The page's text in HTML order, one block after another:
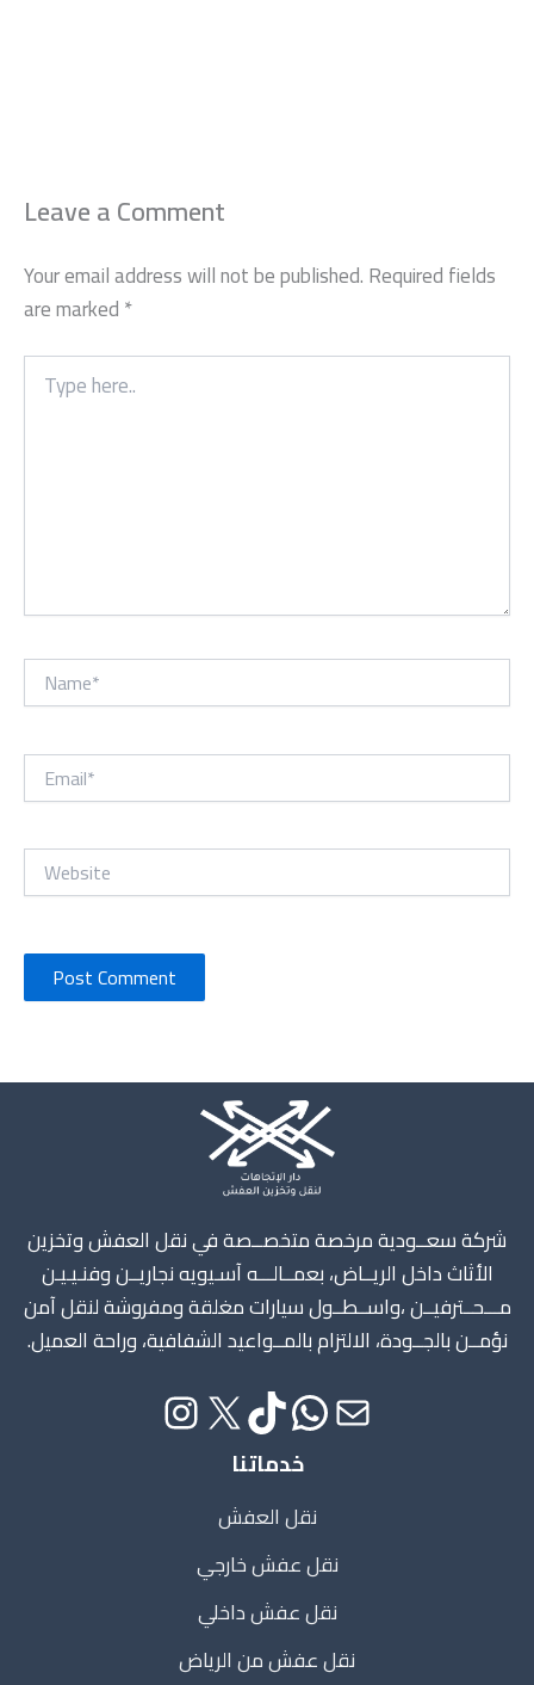
Leave a Comment
Your email address will not be published.Required fields
are marked*
Type
here..
Name*
Email*
Website
خدماتنا
نقل العفش
نقل عفش خارجي
نقل عفش داخلي
نقل عفش من الرياض
شركة سعــودية مرخصة متخصــصة في نقل العفش وتخزين
الأثاث داخل الريــاض، بعمــالـــه آسـيويه نجاريــن وفنـيـيـن
مـــحــترفيــن ،واســطــول سيارات مغلقة ومفروشة لنقل آمن
نؤمــن بالجــودة، الالتزام بالمــواعيد الشفافية، وراحة العميل.
Instagram
X TikTok
WhatsApp
Mail